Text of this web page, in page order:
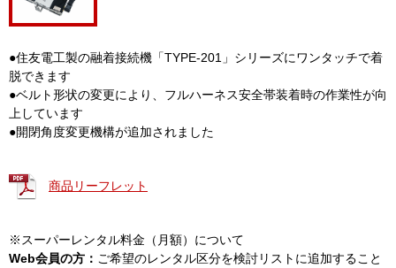
●住友電工製の融着接続機「TYPE-201」シリーズにワンタッチで着
脱できます
●ベルト形状の変更により、フルハーネス安全帯装着時の作業性が向
上しています
●開閉角度変更機構が追加されました
商品リーフレット
※スーパーレンタル料金（月額）について
Web会員の方： ご希望のレンタル区分を検討リストに追加すること